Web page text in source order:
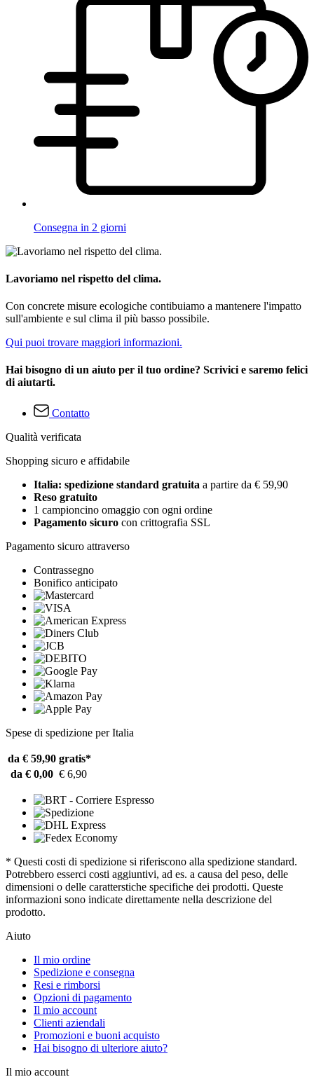
Consegna in 2 giorni
Lavoriamo nel rispetto del clima.
Con concrete misure ecologiche contibuiamo a mantenere l'impatto
sull'ambiente e sul clima il più basso possibile.
Qui puoi trovare maggiori informazioni.
Hai bisogno di un aiuto per il tuo ordine? Scrivici e saremo felici
di aiutarti.
Contatto
Qualità verificata
Shopping sicuro e affidabile
Italia: spedizione standard gratuita a partire da € 59,90
Reso gratuito
1 campioncino omaggio con ogni ordine
Pagamento sicuro con crittografia SSL
Pagamento sicuro attraverso
Contrassegno
Bonifico anticipato
Spese di spedizione per Italia
da € 59,90 gratis*
da € 0,00 € 6,90
* Questi costi di spedizione si riferiscono alla spedizione standard.
Potrebbero esserci costi aggiuntivi, ad es. a causa del peso, delle
dimensioni o delle caratterstiche specifiche dei prodotti. Queste
informazioni sono indicate direttamente nella descrizione del
prodotto.
Aiuto
Il mio ordine
Spedizione e consegna
Resi e rimborsi
Opzioni di pagamento
Il mio account
Clienti aziendali
Promozioni e buoni acquisto
Hai bisogno di ulteriore aiuto?
Il mio account